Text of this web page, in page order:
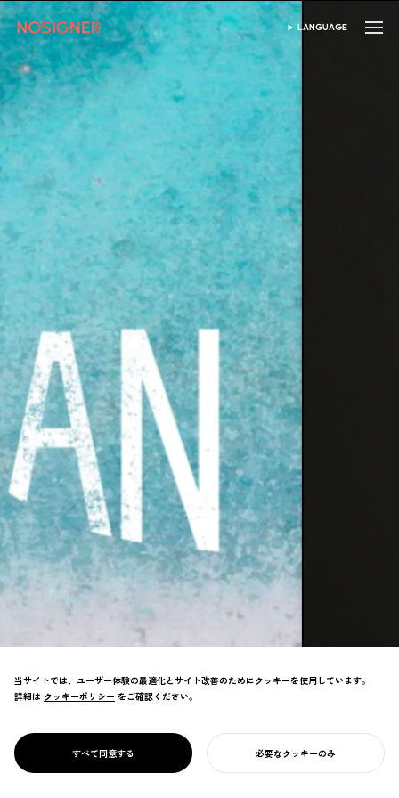
ホーム SELECT LANGUAGE
LANGUAGE
プロジェクト一覧
一覧。デザイン領域やセクターを横断して、
様々な価値を生み出しています。
当サイトでは、ユーザー体験の最適化とサイト改善のためにクッキーを使用しています。
詳細は クッキーポリシー
クッキーポリシー をご確認ください。
すべて同意する 必要なクッキーのみ